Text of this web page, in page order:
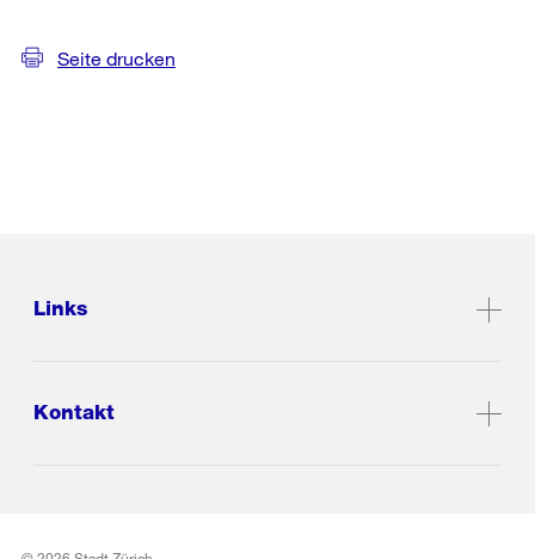
Seite drucken
Links
Kontakt